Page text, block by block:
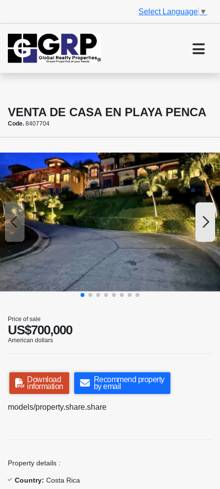
Select Language ▼
VENTA DE CASA EN PLAYA PENCA
Code. 8407704
Price of sale
US$700,000
American dollars
Download
information
Recommend property
by email
models/property.share.share
Property details :
Country: Costa Rica